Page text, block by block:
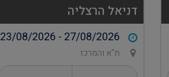
דניאל הרצליה
23/08/2026 - 27/08/2026
ת"א והמרכז